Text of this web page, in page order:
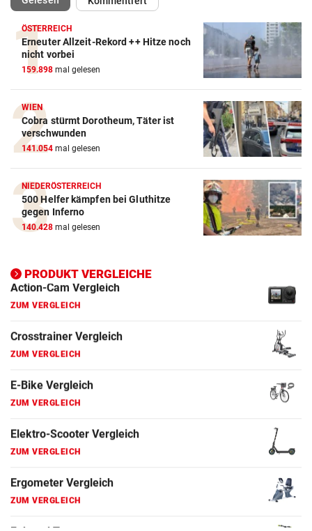
ÖSTERREICH
Erneuter Allzeit-Rekord ++ Hitze noch
nicht vorbei
159.898 mal gelesen
WIEN
Cobra stürmt Dorotheum, Täter ist
verschwunden
141.054 mal gelesen
NIEDERÖSTERREICH
500 Helfer kämpfen bei Gluthitze
gegen Inferno
140.428 mal gelesen
PRODUKT VERGLEICHE
Action-Cam Vergleich
ZUM VERGLEICH
Crosstrainer Vergleich
ZUM VERGLEICH
E-Bike Vergleich
ZUM VERGLEICH
ZUM VERGLEICH
Ergometer Vergleich
ZUM VERGLEICH
Fahrrad Test
ZUM VERGLEICH
Fahrradanhänger Vergleich
ZUM VERGLEICH
Faszienrolle Vergleich
ZUM VERGLEICH
Hoverboard Vergleich
ZUM VERGLEICH